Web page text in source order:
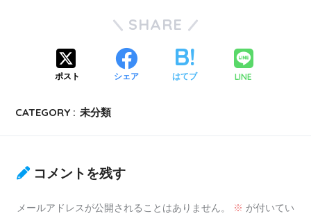
SHARE
ポスト シェア はてブ LINE
CATEGORY : 未分類
コメントを残す
メールアドレスが公開されることはありません。 ※ が付いてい